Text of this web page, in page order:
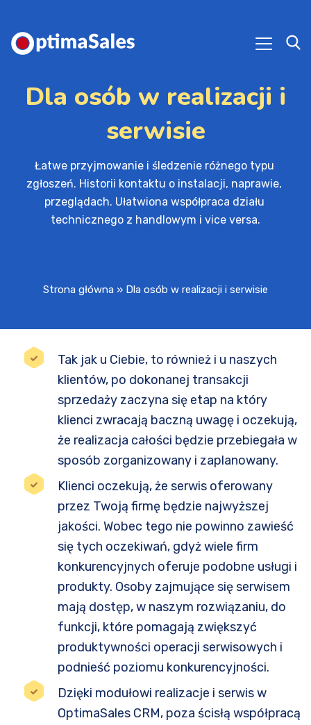
Dla osób w realizacji i
serwisie
Łatwe przyjmowanie i śledzenie różnego typu
zgłoszeń. Historii kontaktu o instalacji, naprawie,
przeglądach. Ułatwiona współpraca działu
technicznego z handlowym i vice versa.
Strona główna » Dla osób w realizacji i serwisie
Tak jak u Ciebie, to również i u naszych
klientów, po dokonanej transakcji
sprzedaży zaczyna się etap na który
klienci zwracają baczną uwagę i oczekują,
że realizacja całości będzie przebiegała w
sposób zorganizowany i zaplanowany.
Klienci oczekują, że serwis oferowany
przez Twoją firmę będzie najwyższej
jakości. Wobec tego nie powinno zawieść
się tych oczekiwań, gdyż wiele firm
konkurencyjnych oferuje podobne usługi i
produkty. Osoby zajmujące się serwisem
mają dostęp, w naszym rozwiązaniu, do
funkcji, które pomagają zwiększyć
produktywności operacji serwisowych i
podnieść poziomu konkurencyjności.
Dzięki modułowi realizacje i serwis w
OptimaSales CRM, poza ścisłą współpracą